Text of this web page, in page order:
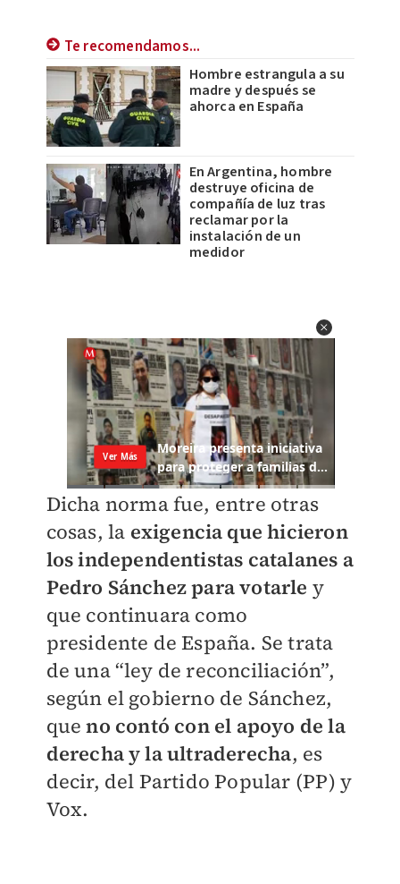
Te recomendamos...
Hombre estrangula a su
madre y después se
ahorca en España
En Argentina, hombre
destruye oficina de
compañía de luz tras
reclamar por la
instalación de un
medidor
Dicha norma fue, entre otras
cosas, la exigencia que hicieron
los independentistas catalanes a
Pedro Sánchez para votarle y
que continuara como
presidente de España. Se trata
de una “ley de reconciliación”,
según el gobierno de Sánchez,
queno contó con el apoyo de la
derecha y la ultraderecha, es
decir, del Partido Popular (PP) y
Vox.